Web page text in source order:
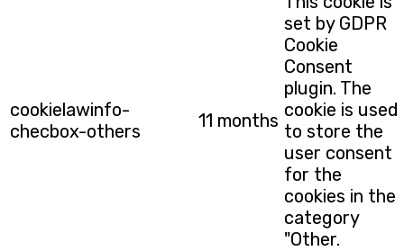
cookielawinfo-
checbox-others
11 months
set by GDPR
Cookie
Consent
plugin. The
cookie is used
to store the
user consent
for the
cookies in the
category
"Other.